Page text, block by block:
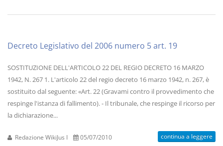
Decreto Legislativo del 2006 numero 5 art. 19
SOSTITUZIONE DELL'ARTICOLO 22 DEL REGIO DECRETO 16 MARZO
1942, N. 267 1. L'articolo 22 del regio decreto 16 marzo 1942, n. 267, è
sostituito dal seguente: «Art. 22 (Gravami contro il provvedimento che
respinge l'istanza di fallimento). - Il tribunale, che respinge il ricorso per
la dichiarazione...
Redazione WikiJus I 05/07/2010 continua a leggere